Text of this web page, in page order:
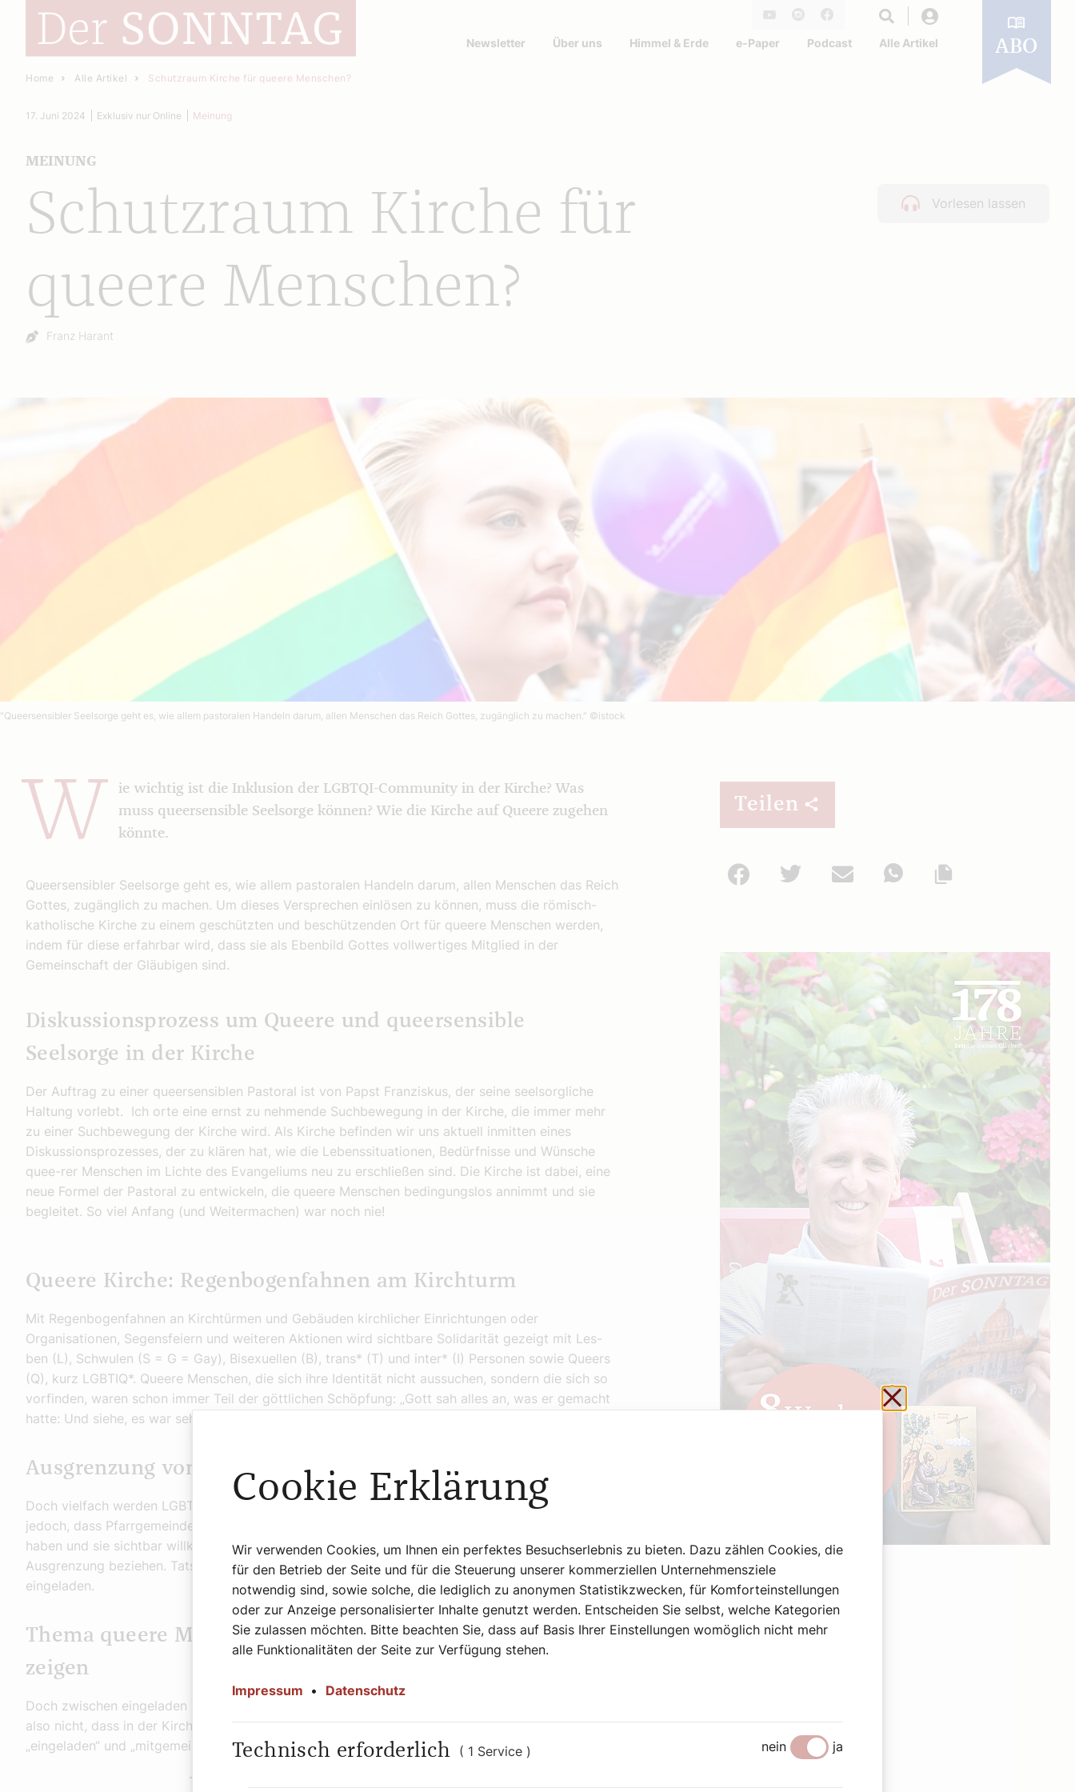
Facebook
Newsletter Über uns Himmel & Erde e-Paper Podcast Alle Artikel ABO
Home Alle Artikel Schutzraum Kirche für queere Menschen?
Vorlesen lassen
Schutzraum Kirche für
queere Menschen?
MEINUNG
17. Juni 2024 Exklusiv nur Online Meinung
Autor:
Franz Harant
"Queersensibler Seelsorge geht es, wie allem pastoralen Handeln darum, allen Menschen das Reich Gottes, zugänglich zu machen." ©istock
W
ie wichtig ist die Inklusion der LGBTQI-Community in der Kirche? Was
muss queersensible Seelsorge können? Wie die Kirche auf Queere zugehen
könnte.
Queersensibler Seelsorge geht es, wie allem pastoralen Handeln darum, allen Menschen das Reich
Gottes, zugänglich zu machen. Um dieses Versprechen einlösen zu können, muss die römisch-
katholische Kirche zu einem geschützten und beschützenden Ort für queere Menschen werden,
indem für diese erfahrbar wird, dass sie als Ebenbild Gottes vollwertiges Mitglied in der
Gemeinschaft der Gläubigen sind.
Diskussionsprozess um Queere und queersensible
Seelsorge in der Kirche
Der Auftrag zu einer queersensiblen Pastoral ist von Papst Franziskus, der seine seelsorgliche
Haltung vorlebt. Ich orte eine ernst zu nehmende Suchbewegung in der Kirche, die immer mehr
zu einer Suchbewegung der Kirche wird. Als Kirche befinden wir uns aktuell inmitten eines
Diskussionsprozesses, der zu klären hat, wie die Lebenssituationen, Bedürfnisse und Wünsche
quee-rer Menschen im Lichte des Evangeliums neu zu erschließen sind. Die Kirche ist dabei, eine
neue Formel der Pastoral zu entwickeln, die queere Menschen bedingungslos annimmt und sie
begleitet. So viel Anfang (und Weitermachen) war noch nie!
Queere Kirche: Regenbogenfahnen am Kirchturm
Mit Regenbogenfahnen an Kirchtürmen und Gebäuden kirchlicher Einrichtungen oder
Organisationen, Segensfeiern und weiteren Aktionen wird sichtbare Solidarität gezeigt mit Les-
ben (L), Schwulen (S = G = Gay), Bisexuellen (B), trans* (T) und inter* (I) Personen sowie Queers
(Q), kurz LGBTIQ*. Queere Menschen, die sich ihre Identität nicht aussuchen, sondern die sich so
vorfinden, waren schon immer Teil der göttlichen Schöpfung: „Gott sah alles an, was er gemacht
hatte: Und siehe, es war sehr gut.“ (Genesis 1,31).
Ausgrenzung von LGBTIQ* Personen
Doch vielfach werden LGBTIQ* Personen ausgegrenzt – auch in der Kirche. Sie wünschen sich
jedoch, dass Pfarrgemeinden und kirchliche Organisationen nicht nur ein queerfreundliches Klima
haben und sie sichtbar willkommen heißen, sondern auch öffentlich klare Position gegen
Ausgrenzung beziehen. Tatsächlich sind LGBTIQ* Personen in mehreren Pfarren willkommen und
eingeladen.
Thema queere Menschen: Haltung haben und Haltung
zeigen
Doch zwischen eingeladen sein und sich eingeladen fühlen, besteht ein Unterschied. Es reicht
also nicht, dass in der Kirche „immer alle willkommen sind“ und LGBTIQ* Personen ohnehin
„eingeladen“ und „mitgemeint“ sind.
Teilen
Facebook
Twitter Mail
WhatsApp
Werbung
Schließen ohne zu
Cookie Erklärung
Wir verwenden Cookies, um Ihnen ein perfektes Besuchserlebnis zu bieten. Dazu zählen Cookies, die
für den Betrieb der Seite und für die Steuerung unserer kommerziellen Unternehmensziele
notwendig sind, sowie solche, die lediglich zu anonymen Statistikzwecken, für Komforteinstellungen
oder zur Anzeige personalisierter Inhalte genutzt werden. Entscheiden Sie selbst, welche Kategorien
Sie zulassen möchten. Bitte beachten Sie, dass auf Basis Ihrer Einstellungen womöglich nicht mehr
alle Funktionalitäten der Seite zur Verfügung stehen.
Impressum • Datenschutz
Technisch erforderlich ( 1 Service ) nein ja